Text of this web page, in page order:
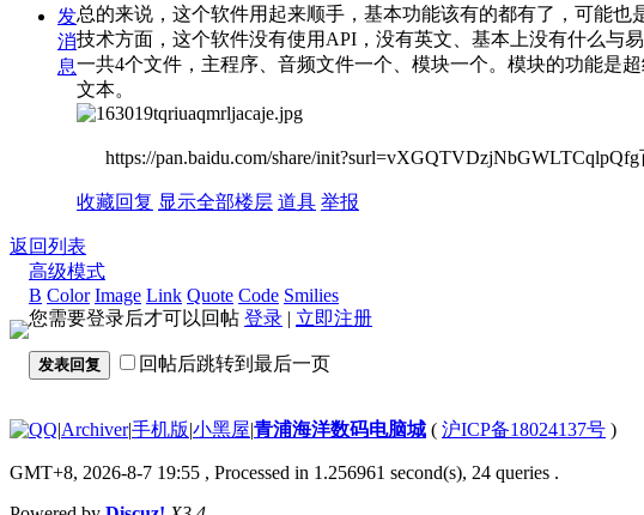
发
消
息
总的来说，这个软件用起来顺手，基本功能该有的都有了，可能也
技术方面，这个软件没有使用API，没有英文、基本上没有什么与
一共4个文件，主程序、音频文件一个、模块一个。模块的功能是
文本。
https://pan.baidu.com/share/
收藏回复 显示全部楼层 道具 举报
返回列表
高级模式
B Color Image Link Quote Code Smilies
您需要登录后才可以回帖 登录 | 立即注册
发表回复 回帖后跳转到最后一页
|Archiver|手机版|小黑屋|青浦海洋数码电脑城 ( 沪ICP备18024137号 )
GMT+8, 2026-8-7 19:55 , Processed in 1.256961 second(s), 24 queries .